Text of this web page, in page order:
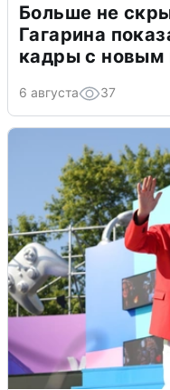
Больше не
Гагарина
кадры с новым
6 августа 37